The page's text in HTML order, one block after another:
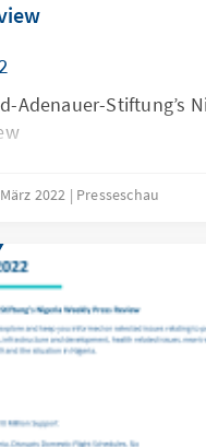
Adenauer-Stiftung’s
2022 Presseschau